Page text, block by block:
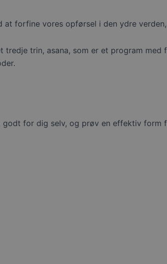
forfine vores opførsel i den ydre
trin, asana, som er et program
godt for dig selv, og prøv en effektiv form